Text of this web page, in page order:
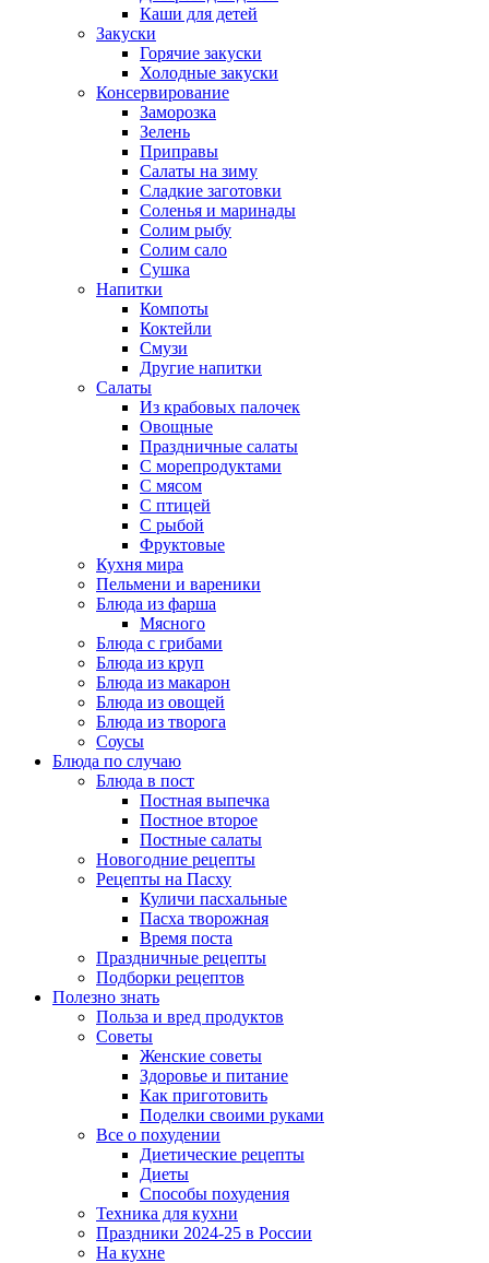
Каши для детей
Закуски
Горячие закуски
Холодные закуски
Консервирование
Заморозка
Зелень
Приправы
Салаты на зиму
Сладкие заготовки
Соленья и маринады
Солим рыбу
Солим сало
Сушка
Напитки
Компоты
Коктейли
Смузи
Другие напитки
Салаты
Из крабовых палочек
Овощные
Праздничные салаты
С морепродуктами
С мясом
С птицей
С рыбой
Фруктовые
Кухня мира
Пельмени и вареники
Блюда из фарша
Мясного
Блюда с грибами
Блюда из круп
Блюда из макарон
Блюда из овощей
Блюда из творога
Соусы
Блюда по случаю
Блюда в пост
Постная выпечка
Постное второе
Постные салаты
Новогодние рецепты
Рецепты на Пасху
Куличи пасхальные
Пасха творожная
Время поста
Праздничные рецепты
Подборки рецептов
Полезно знать
Польза и вред продуктов
Советы
Женские советы
Здоровье и питание
Как приготовить
Поделки своими руками
Все о похудении
Диетические рецепты
Диеты
Способы похудения
Техника для кухни
Праздники 2024-25 в России
На кухне